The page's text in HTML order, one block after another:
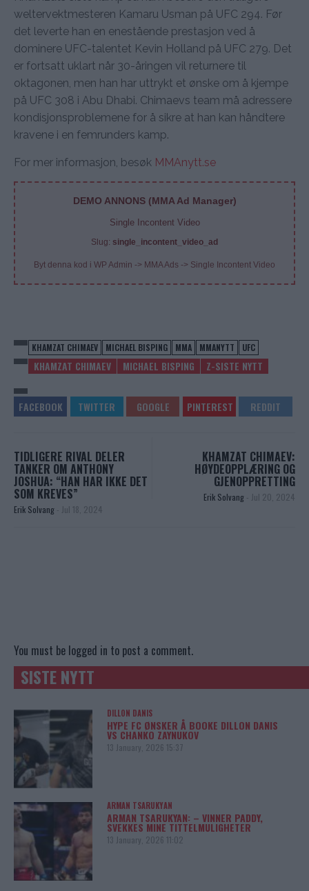
weltervektmesteren Kamaru Usman på UFC 294. Før
det leverte han en enestående prestasjon ved å
dominere UFC-talentet Kevin Holland på UFC 279. Det
er fortsatt uklart når 30-åringen vil returnere til
oktagonen, men han har uttrykt et ønske om å kjempe
på UFC 308 i Abu Dhabi. Chimaevs team må adressere
kondisjonsproblemene for å sikre at han kan håndtere
kravene i en femrunders kamp.
For mer informasjon, besøk MMAnytt.se
DEMO ANNONS (MMA Ad Manager)
Single Incontent Video
Slug: single_incontent_video_ad
Byt denna kod i WP Admin -> MMA Ads -> Single Incontent Video
KHAMZAT CHIMAEV MICHAEL BISPING MMA MMANYTT UFC
KHAMZAT CHIMAEV MICHAEL BISPING Z-SISTE NYTT
TIDLIGERE RIVAL DELER
TANKER OM ANTHONY
JOSHUA: “HAN HAR IKKE DET
SOM KREVES”
Erik Solvang - Jul 18, 2024
KHAMZAT CHIMAEV:
HØYDEOPPLÆRING OG
GJENOPPRETTING
Erik Solvang - Jul 20, 2024
You must be logged in to post a comment.
SISTE NYTT
DILLON DANIS
HYPE FC ØNSKER Å BOOKE DILLON DANIS
VS CHANKO ZAYNUKOV
13 January, 2026 15:37
ARMAN TSARUKYAN
ARMAN TSARUKYAN: – VINNER PADDY,
SVEKKES MINE TITTELMULIGHETER
13 January, 2026 11:02